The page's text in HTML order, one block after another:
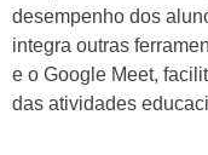
desempenho dos
integra outras
e o Google Meet,
das atividades